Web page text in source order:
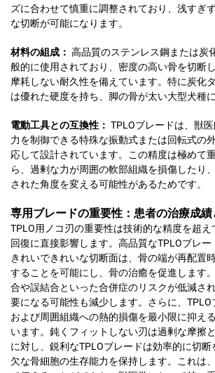
ズに合わせて慎重に調整されており、浅すぎ
な切断が可能になります。
材料の組成： 高品質のステンレス鋼または炭
般的に使用されており、密度の高い骨を切断
摩耗しない耐久性を備えています。特に炭化
は優れた硬度を持ち、脚の骨が太い大型犬種に
電動工具との互換性： TPLOブレードは、獣
力を制御できる特殊な振動式または回転式の
応して設計されています。この精度は極めて
ら、過剰な力が周囲の軟部組織を損傷したり
された角度を変える可能性があるためです。
専用ブレードの重要性：患者の治療成
TPLO用ノコ刃の重要性は技術的な精度を超え
回復に直接影響します。高品質なTPLOブレ
きれいできれいな切断面は、骨の端が再配置
することを可能にし、骨の治癒を促進します
合や誤結合といった合併症のリスクが低減さ
要になる可能性も減少します。さらに、
および周囲組織への熱的損傷を最小限に抑え
います。鈍くフィットしない刃は過剰な摩擦
に対し、鋭利なTPLOブレードは効率的に切
欠な骨細胞の生存能力を保持します。これは